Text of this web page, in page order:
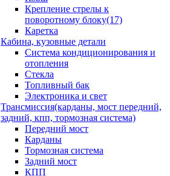
Крепление стрелы к
поворотному блоку(17)
Каретка
Кабина, кузовные детали
Система кондиционирования и
отопления
Стекла
Топливный бак
Электроника и свет
Трансмиссия(карданы, мост передний,
задний, кпп, тормозная система)
Передний мост
Карданы
Тормозная система
Задний мост
КПП